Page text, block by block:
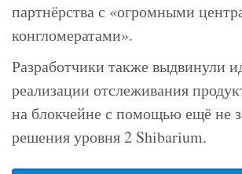
партнёрства с «огромными
конгломератами».
Разработчики также выдвинули
реализации отслеживания
на блокчейне с помощью ещё не
решения уровня 2 Shibarium.